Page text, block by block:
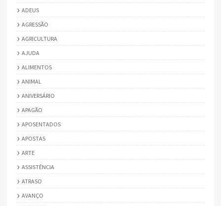
ADEUS
AGRESSÃO
AGRICULTURA
AJUDA
ALIMENTOS
ANIMAL
ANIVERSÁRIO
APAGÃO
APOSENTADOS
APOSTAS
ARTE
ASSISTÊNCIA
ATRASO
AVANÇO